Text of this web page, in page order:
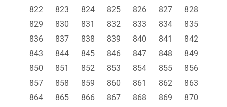
822
823 824 825 826 827
828
829
830 831 832 833 834
835
836
837 838 839 840 841
842
843
844 845 846 847 848
849
850
851 852 853 854 855
856
857
858 859 860 861 862
863
864
865 866 867 868 869
870